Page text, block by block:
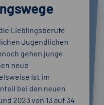
Lieblingsberufe
Jugendlichen
gehen junge
neue
ist im
bei den neuen
2023 von 13 auf 34